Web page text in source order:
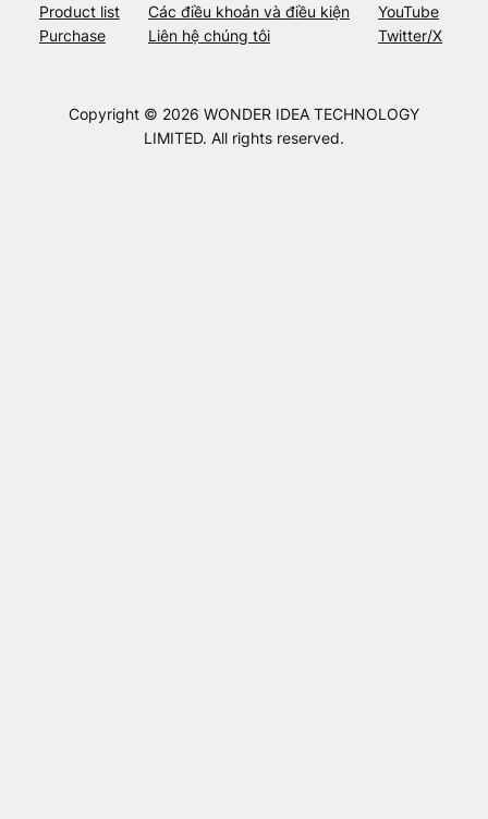
Product list
Purchase
Các điều khoản và điều kiện
Liên hệ chúng tôi
YouTube
Twitter/X
Copyright © 2026 WONDER IDEA TECHNOLOGY
LIMITED. All rights reserved.